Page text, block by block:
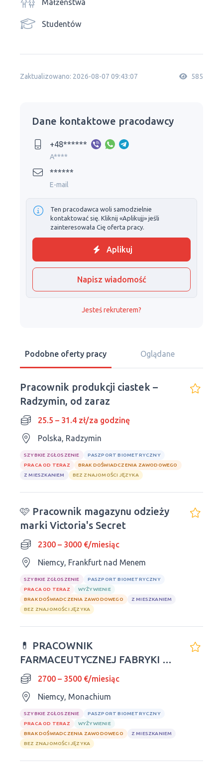
Małżeństwa
Studentów
Zaktualizowano: 2026-08-07 09:43:07 585
Dane kontaktowe pracodawcy
+48******
A****
******
E-mail
Ten pracodawca woli samodzielnie
kontaktować się. Kliknij «Aplikujj» jeśli
zainteresowała Cię oferta pracy.
Aplikuj
Napisz wiadomość
Jesteś rekruterem?
Podobne oferty pracy Oglądane
Pracownik produkcji ciastek –
Radzymin, od zaraz
25.5 – 31.4 zł/za godzinę
Polska, Radzymin
SZYBKIE ZGŁOSZENIE
PASZPORT BIOMETRYCZNY
PRACA OD TERAZ
BRAK DOŚWIADCZENIA ZAWODOWEGO
Z MIESZKANIEM
BEZ ZNAJOMOŚCI JĘZYKA
🩷 Pracownik magazynu odzieży
marki Victoria's Secret
2300 – 3000 €/miesiąc
Niemcy, Frankfurt nad Menem
SZYBKIE ZGŁOSZENIE
PASZPORT BIOMETRYCZNY
PRACA OD TERAZ
WYŻYWIENIE
BRAK DOŚWIADCZENIA ZAWODOWEGO
Z MIESZKANIEM
BEZ ZNAJOMOŚCI JĘZYKA
💊 PRACOWNIK
FARMACEUTYCZNEJ FABRYKI W
NIEMCZECH
2700 – 3500 €/miesiąc
Niemcy, Monachium
SZYBKIE ZGŁOSZENIE
PASZPORT BIOMETRYCZNY
PRACA OD TERAZ
WYŻYWIENIE
BRAK DOŚWIADCZENIA ZAWODOWEGO
Z MIESZKANIEM
BEZ ZNAJOMOŚCI JĘZYKA